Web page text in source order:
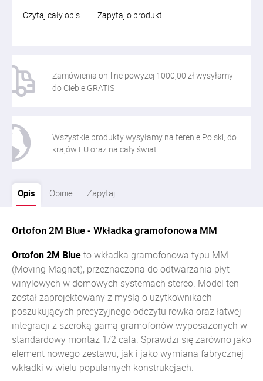
Czytaj cały opis
Zapytaj o produkt
Zamówienia on-line powyżej 1000,00 zł wysyłamy
do Ciebie GRATIS
Wszystkie produkty wysyłamy na terenie Polski, do
krajów EU oraz na cały świat
Opis Opinie Zapytaj
Ortofon 2M Blue - Wkładka gramofonowa MM
Ortofon 2M Blueto wkładka gramofonowa typu MM
(Moving Magnet), przeznaczona do odtwarzania płyt
winylowych w domowych systemach stereo. Model ten
został zaprojektowany z myślą o użytkownikach
poszukujących precyzyjnego odczytu rowka oraz łatwej
integracji z szeroką gamą gramofonów wyposażonych w
standardowy montaż 1/2 cala. Sprawdzi się zarówno jako
element nowego zestawu, jak i jako wymiana fabrycznej
wkładki w wielu popularnych konstrukcjach.